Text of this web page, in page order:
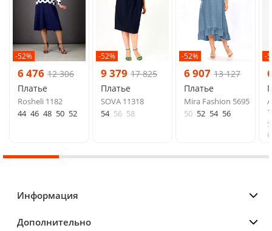
-52%
6 476 12 306
Платье
Rosheli 1182
44 46 48 50 52
-52%
9 379 17 825
Платье
SOVA 11318
54 56 58
-52%
6 907 13 127
Платье
Mira Fashion 5695
50 52 54 56
-
Информация
Дополнительно